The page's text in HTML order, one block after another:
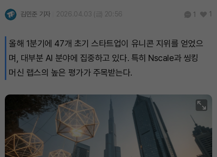
Solana (SOL) ₩105,133(+2.95%)
TRON (TRX)
Hyperliquid (HYPE) ₩76,536(-1.38%)
Dogecoin (DOGE) ₩ (+1.80%)
Bitcoin (BTC) 91,490,379 (+1.30%)
김민준 기자 2026.04.03 (금) 20:56 1 1
올해 1분기에 47개 초기 스타트업이 유니콘 지위를 얻었으
며, 대부분 AI 분야에 집중하고 있다. 특히 Nscale과 씽킹
머신 랩스의 높은 평가가 주목받는다.